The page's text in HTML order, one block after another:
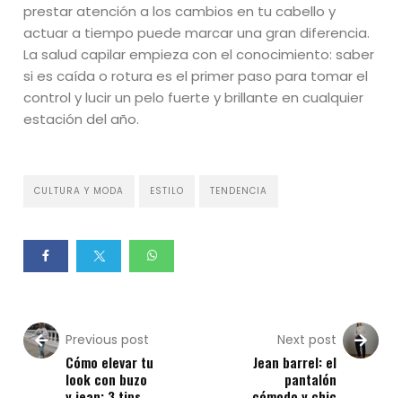
prestar atención a los cambios en tu cabello y
actuar a tiempo puede marcar una gran diferencia.
La salud capilar empieza con el conocimiento: saber
si es caída o rotura es el primer paso para tomar el
control y lucir un pelo fuerte y brillante en cualquier
estación del año.
CULTURA Y MODA ESTILO TENDENCIA
Previous post
Cómo elevar tu
look con buzo
Next post
Jean barrel: el
pantalón